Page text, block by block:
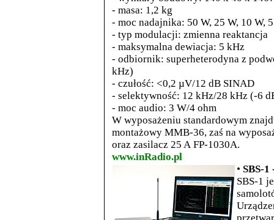
- masa: 1,2 kg
- moc nadajnika: 50 W, 25 W, 10 W,
- typ modulacji: zmienna reaktancja
- maksymalna dewiacja: 5 kHz
- odbiornik: superheterodyna z
kHz)
- czułość: <0,2 µV/12 dB SINAD
- selektywność: 12 kHz/28 kHz (-6
- moc audio: 3 W/4 ohm
W wyposażeniu standardowym
montażowy MMB-36, zaś na
oraz zasilacz 25 A FP-1030A.
www.inRadio.pl
• SBS-
SBS-1